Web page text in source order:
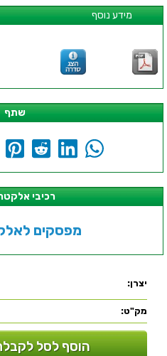
מידע נוסף
שתף
רכיבי
מפסקים
יצרן:
מק"ט:
הוסף לסל